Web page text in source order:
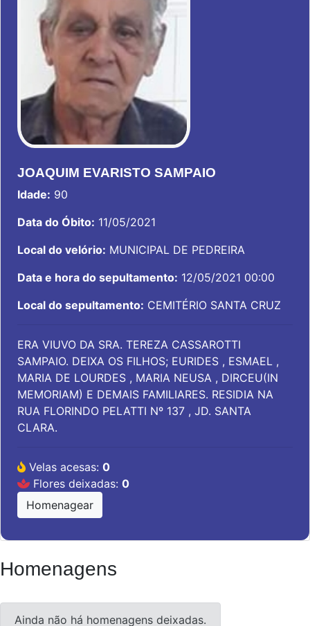
JOAQUIM EVARISTO SAMPAIO
Idade: 90
Data do Óbito: 11/05/2021
Local do velório: MUNICIPAL DE PEDREIRA
Data e hora do sepultamento: 12/05/2021 00:00
Local do sepultamento: CEMITÉRIO SANTA CRUZ
ERA VIUVO DA SRA. TEREZA CASSAROTTI
SAMPAIO. DEIXA OS FILHOS; EURIDES , ESMAEL ,
MARIA DE LOURDES , MARIA NEUSA , DIRCEU(IN
MEMORIAM) E DEMAIS FAMILIARES. RESIDIA NA
RUA FLORINDO PELATTI Nº 137 , JD. SANTA
CLARA.
Velas acesas: 0
Flores deixadas: 0
Homenagear
Homenagens
Ainda não há homenagens deixadas.